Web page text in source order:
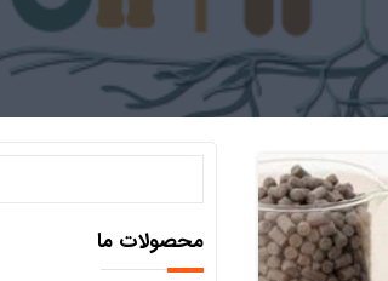
محصولات ما